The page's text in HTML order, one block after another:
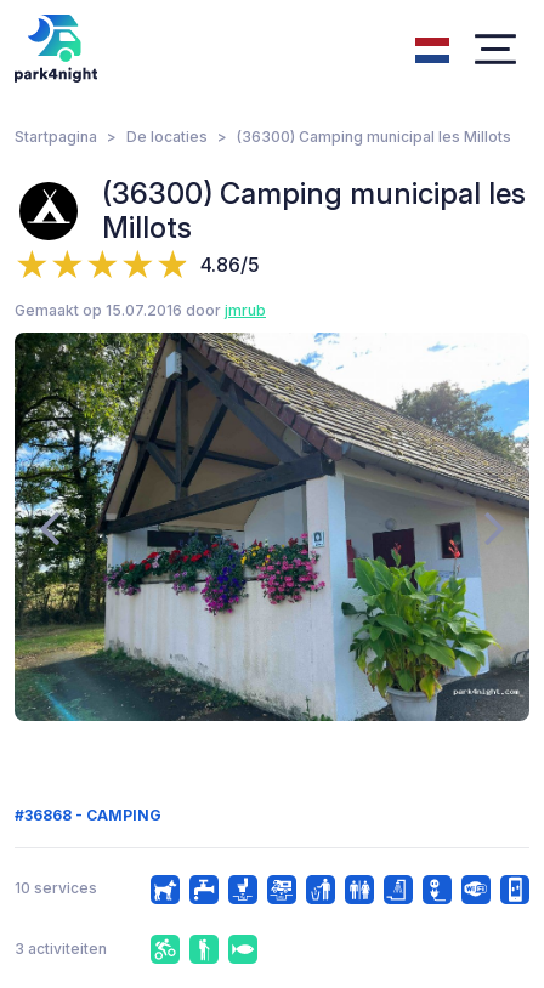
Startpagina De locaties (36300) Camping municipal les Millots
(36300) Camping municipal les
Millots
4.86/5
Gemaakt op 15.07.2016 door jmrub
#36868 - CAMPING
10 services
3 activiteiten